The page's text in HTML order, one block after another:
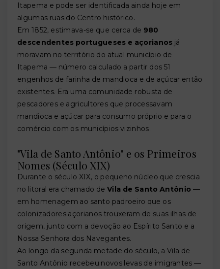
Itapema e pode ser identificada ainda hoje em
algumas ruas do Centro histórico.
Em 1852, estimava-se que cerca de 980
descendentes portugueses e açorianos já
moravam no território do atual município de
Itapema — número calculado a partir dos 51
engenhos de farinha de mandioca e de açúcar então
existentes. Era uma comunidade robusta de
pescadores e agricultores que processavam
mandioca e açúcar para consumo próprio e para o
comércio com os municípios vizinhos.
"Vila de Santo Antônio" e os Primeiros
Nomes (Século XIX)
Durante o século XIX, o pequeno núcleo que crescia
no litoral era chamado deVila de Santo Antônio —
em homenagem ao santo padroeiro que os
colonizadores açorianos trouxeram de suas ilhas de
origem, junto com a devoção ao Espírito Santo e a
Nossa Senhora dos Navegantes.
Ao longo da segunda metade do século, a Vila de
Santo Antônio recebeu novos levas de imigrantes —